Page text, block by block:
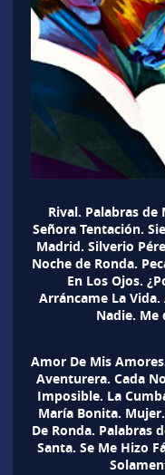
Rival. Palabras
Señora Tentación.
Madrid. Silverio
Noche de Ronda.
En Los Ojos.
Arráncame La
Nadie. Me
Amor De Mis
Aventurera. Cada
Imposible. La
María Bonita.
De Ronda. Palabras
Santa. Se Me Hizo